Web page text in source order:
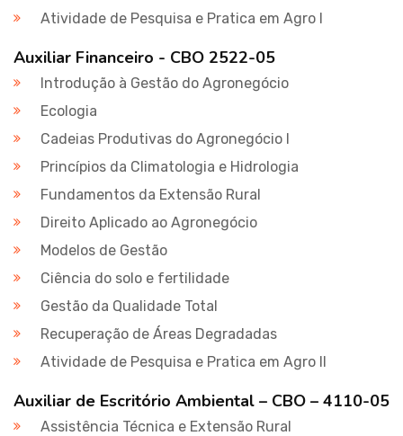
Atividade de Pesquisa e Pratica em Agro I
Auxiliar Financeiro - CBO 2522-05
Introdução à Gestão do Agronegócio
Ecologia
Cadeias Produtivas do Agronegócio I
Princípios da Climatologia e Hidrologia
Fundamentos da Extensão Rural
Direito Aplicado ao Agronegócio
Modelos de Gestão
Ciência do solo e fertilidade
Gestão da Qualidade Total
Recuperação de Áreas Degradadas
Atividade de Pesquisa e Pratica em Agro II
Auxiliar de Escritório Ambiental – CBO – 4110-05
Assistência Técnica e Extensão Rural